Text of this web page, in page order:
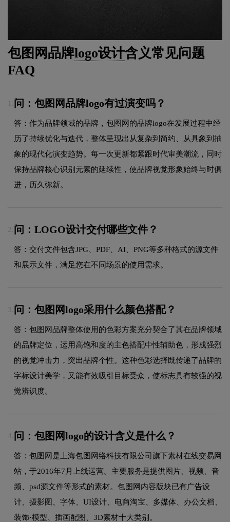
包图网品牌logo设计含义常见问题
FAQ
问：包图网品牌logo有过演变吗？
答：作为品牌领域的品牌，包图网的品牌logo在发展过程中经
历了持续优化与迭代，整体呈现出从复杂到简约、从具象到抽
象的现代化演变趋势。每一次更新都紧跟时代审美潮流，同时
保持品牌核心识别元素的延续性，使品牌视觉形象始终与时俱
进，历久弥新。
2. 问：LOGO设计交付哪些文件？
答：交付文件包含JPG、PDF、AI、PNG等多种格式的源文件
和展示文件，满足您在不同场景的使用需求。
3. 问：包图网logo采用什么颜色搭配？
答：包图网品牌整体使用的色彩方案充分契合了其在品牌领域
的品牌定位，运用高饱和度的主色搭配中性辅助色，形成强烈
的视觉冲击力，突出品牌个性。这种色彩选择既传递了品牌的
字标设计美学，又能有效吸引目标受众，使标志具有较强的视
觉辨识度。
4. 问：包图网logo的设计含义是什么？
答：包图网是上海包图网络科技有限公司旗下素材在线交易网
站，于2016年7月上线运营。主要服务是提供图片、视频、音
频、psd源文件等形式的素材。包图网内容版块已有广告设
计、摄影图、字体、UI设计、电商淘宝、多媒体、办公文档、
装饰·模型、插画配图、3D素材十大类别。